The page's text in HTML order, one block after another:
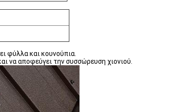
φύλλα και κουνούπια.
να αποφεύγει την συσσώρευση χιονιού.